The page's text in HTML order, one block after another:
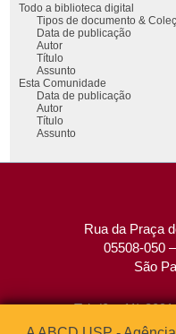
Todo a biblioteca digital
Tipos de documento &
Data de publicação
Autor
Título
Assunto
Esta Comunidade
Data de publicação
Autor
Título
Assunto
Rua da Praça
05508-050
São
Tel: (0xx11)
Fax: